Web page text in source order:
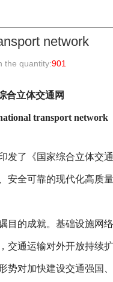
network
quantity:901
合立体交通网
transport network
发了《国家综合立体交
全可靠的现代化高质
目的成就。基础设施网
交通运输对外开放持续
势对加快建设交通强国